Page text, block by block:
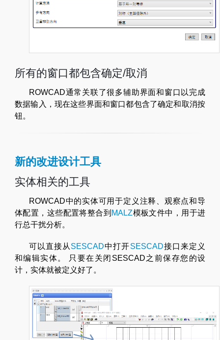
所有的窗口都包含确定/取消
ROWCAD通常关联了很多辅助界面和窗口以完成
数据输入，现在这些界面和窗口都包含了确定和取消按
钮。
新的改进设计工具
实体相关的工具
ROWCAD中的实体可用于定义注释、观察点和导
体配置，这些配置将整合到 MALZ模板文件中，用于进
行总干扰分析。
可以直接从 SESCAD中打开SESCAD接口来定义
和编辑实体。 只要在关闭SESCAD之前保存您的设
计，实体就被定义好了。